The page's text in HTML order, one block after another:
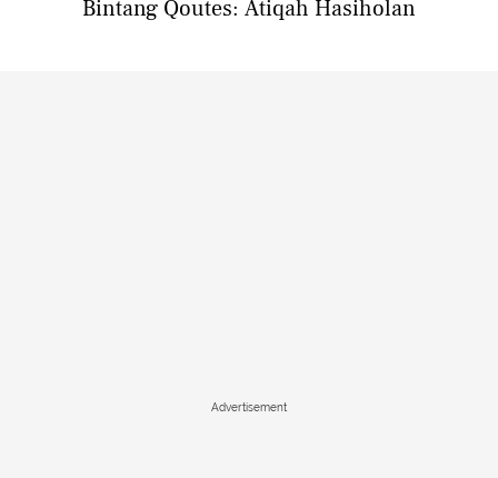
Bintang Qoutes: Atiqah Hasiholan
Advertisement